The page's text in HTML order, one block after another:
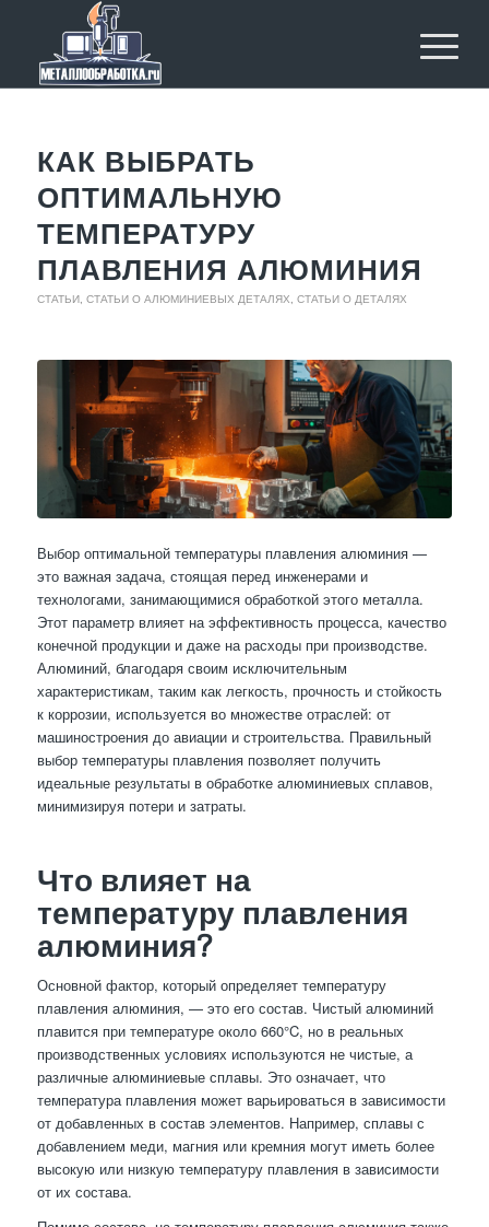
КАК ВЫБРАТЬ
ОПТИМАЛЬНУЮ
ТЕМПЕРАТУРУ
ПЛАВЛЕНИЯ АЛЮМИНИЯ
СТАТЬИ, СТАТЬИ О АЛЮМИНИЕВЫХ ДЕТАЛЯХ СТАТЬИ О ДЕТАЛЯХ
Выбор оптимальной температуры плавления алюминия —
это важная задача, стоящая перед инженерами и
технологами, занимающимися обработкой этого металла.
Этот параметр влияет на эффективность процесса, качество
конечной продукции и даже на расходы при производстве.
Алюминий, благодаря своим исключительным
характеристикам, таким как легкость, прочность и стойкость
к коррозии, используется во множестве отраслей: от
машиностроения до авиации и строительства. Правильный
выбор температуры плавления позволяет получить
идеальные результаты в обработке алюминиевых сплавов,
минимизируя потери и затраты.
Что влияет на
температуру плавления
алюминия?
Основной фактор, который определяет температуру
плавления алюминия, — это его состав. Чистый алюминий
плавится при температуре около 660°C, но в реальных
производственных условиях используются не чистые, а
различные алюминиевые сплавы. Это означает, что
температура плавления может варьироваться в зависимости
от добавленных в состав элементов. Например, сплавы с
добавлением меди, магния или кремния могут иметь более
высокую или низкую температуру плавления в зависимости
от их состава.